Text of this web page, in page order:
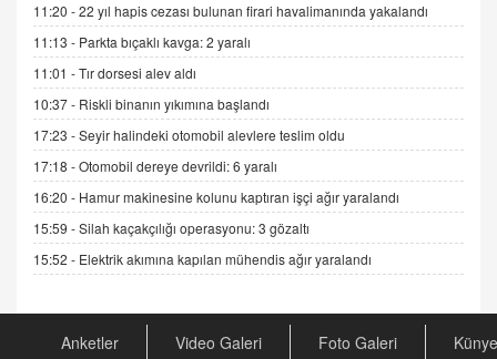
ADEM AKÖL
Esed Destekçilerinin Yüzüne Vurulan Şamar:
Sednaya
11.12.2024 12:30
DR. EKREM ASLAN
Gerçek Ne, Algı Ne? "Beraber Yürüyoruz"
Cümlesinin Peşinden
19.07.2025 12:45
GÖNÜL MENEKŞE
Şifacının Yolu
11:20 -22 yıl hapis cezası bulunan firari havalimanında yakalandı
11:13 - Parkta bıçaklı kavga: 2 yaralı
11:01 -Tır dorsesi alev aldı
10:37 - Riskli binanın yıkımına başlandı
17:23 -Seyir halindeki otomobil alevlere teslim oldu
17:18 -Otomobil dereye devrildi: 6 yaralı
16:20 - Hamur makinesine kolunu kaptıran işçi ağır yaralandı
15:59 -Silah kaçakçılığı operasyonu: 3 gözaltı
15:52 - Elektrik akımına kapılan mühendis ağır yaralandı
Anketler Video Galeri Foto Galeri Künye